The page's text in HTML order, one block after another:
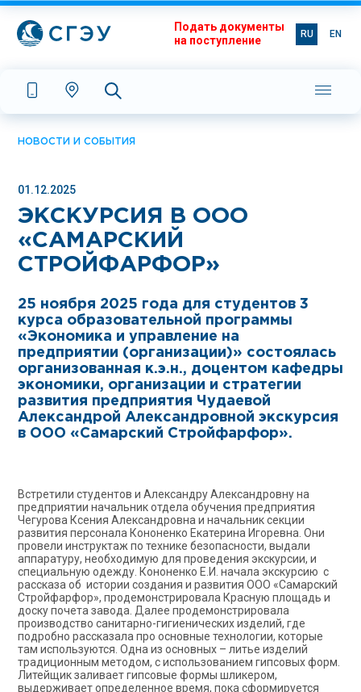
RU EN
Подать документы
на поступление
НОВОСТИ И СОБЫТИЯ
01.12.2025
ЭКСКУРСИЯ В ООО
«САМАРСКИЙ
СТРОЙФАРФОР»
25 ноября 2025 года для студентов 3
курса образовательной программы
«Экономика и управление на
предприятии (организации)» состоялась
организованная к.э.н., доцентом кафедры
экономики, организации и стратегии
развития предприятия Чудаевой
Александрой Александровной экскурсия
в ООО «Самарский Стройфарфор».
Встретили студентов и Александру Александровну на
предприятии начальник отдела обучения предприятия
Чегурова Ксения Александровна и начальник секции
развития персонала Кононенко Екатерина Игоревна. Они
провели инструктаж по технике безопасности, выдали
аппаратуру, необходимую для проведения экскурсии, и
специальную одежду. Кононенко Е.И. начала экскурсию с
рассказа об истории создания и развития ООО «Самарский
Стройфарфор», продемонстрировала Красную площадь и
доску почета завода. Далее продемонстрировала
производство санитарно-гигиенических изделий, где
подробно рассказала про основные технологии, которые
там используются. Одна из основных – литье изделий
традиционным методом, с использованием гипсовых форм.
Литейщик заливает гипсовые формы шликером,
выдерживает определенное время, пока сформируется